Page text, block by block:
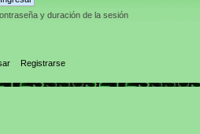
y duración de la sesión
Registrarse